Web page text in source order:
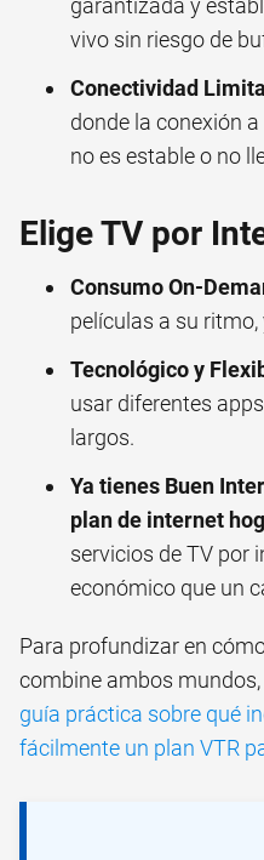
garantizada y
vivo sin riesgo de
Conectividad
donde la conexión
no es estable o no
Elige TV por
Consumo On-
películas a su
Tecnológico y
usar diferentes
largos.
Ya tienes Buen
plan de internet
servicios de TV por
económico que un
Para profundizar en
combine ambos
guía práctica sobre qué
fácilmente un plan VTR